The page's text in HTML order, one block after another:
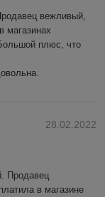
вежливый,
магазинах
плюс, что
28.02.2022
Продавец
в магазине